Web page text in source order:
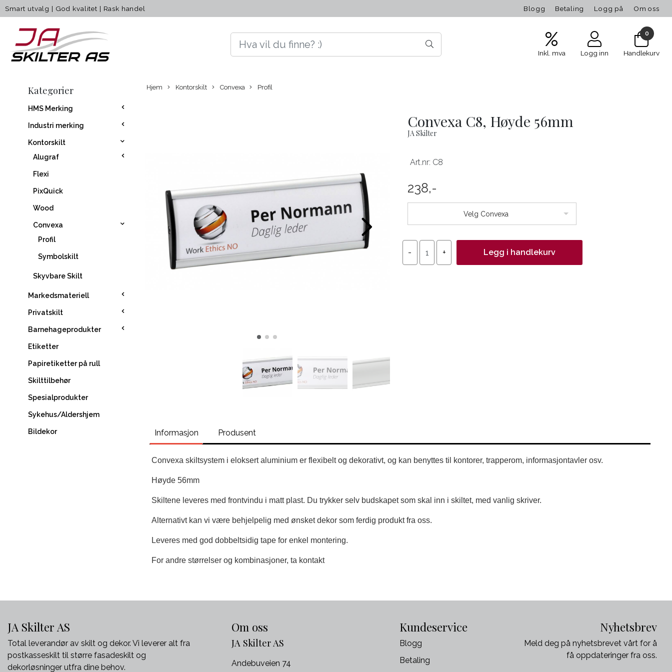
Smart utvalg | God kvalitet | Rask handel Blogg Betaling Logg på Om oss
Inkl. mva Logg inn
0
Handlekurv
Kategorier
HMS Merking
Industri merking
Kontorskilt
Alugraf
Flexi
PixQuick
Wood
Convexa
Profil
Symbolskilt
Skyvbare Skilt
Markedsmateriell
Privatskilt
Barnehageprodukter
Etiketter
Papiretiketter på rull
Skilttilbehør
Spesialprodukter
Sykehus/Aldershjem
Bildekor
Hjem Kontorskilt Convexa Profil
Convexa C8, Høyde 56mm
JA Skilter
Art.nr: C8
238,-
Velg Convexa
Legg i handlekurv
Informasjon Produsent
Convexa skiltsystem i eloksert aluminium er flexibelt og dekorativt, og kan benyttes til kontorer, trapperom, informasjontavler osv.
Høyde 56mm
Skiltene leveres med frontvindu i matt plast. Du trykker selv budskapet som skal inn i skiltet, med vanlig skriver.
Alternativt kan vi være behjelpelig med ønsket dekor som ferdig produkt fra oss.
Leveres med god dobbeltsidig tape for enkel montering.
For andre størrelser og kombinasjoner, ta kontakt
JA Skilter AS
Total leverandør av skilt og dekor. Vi leverer alt fra
postkasseskilt til større fasadeskilt og
dekorløsninger utfra dine behov.
Om oss
JA Skilter AS
Andebuveien 74
Kundeservice
Blogg
Betaling
Nyhetsbrev
Meld deg på nyhetsbrevet vårt for å
få oppdateringer fra oss.